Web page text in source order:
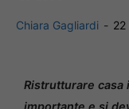
Chiara Gagliardi -
Ristrutturare casa
importante e si